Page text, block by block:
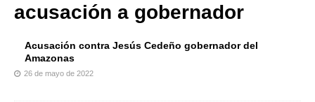
acusación a gobernador
Acusación contra Jesús Cedeño gobernador del
Amazonas
26 de mayo de 2022